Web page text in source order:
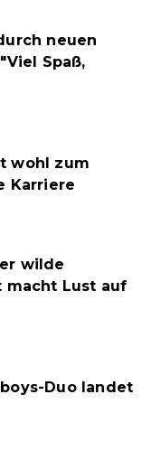
neuen
Spaß,
wohl zum
Karriere
wilde
Lust auf
Duo landet